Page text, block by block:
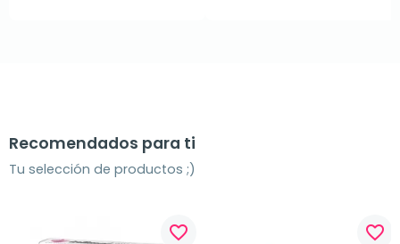
Recomendados para ti
Tu selección de productos ;)
favorite_border favorite_border